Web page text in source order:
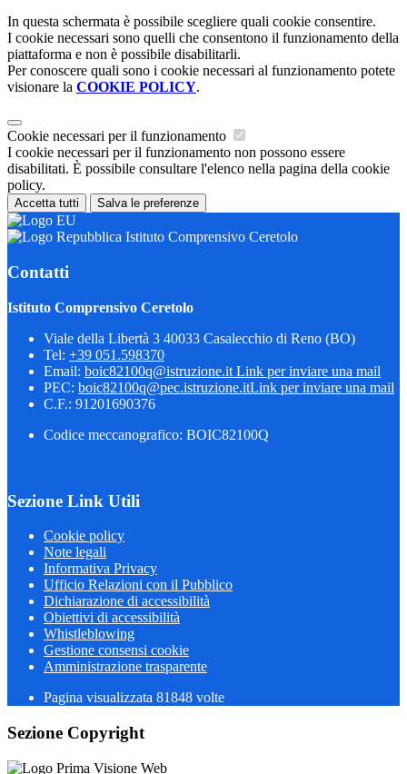
In questa schermata è possibile scegliere quali cookie consentire.
I cookie necessari sono quelli che consentono il funzionamento della
piattaforma e non è possibile disabilitarli.
Per conoscere quali sono i cookie necessari al funzionamento potete
visionare la COOKIE POLICY.
Cookie necessari per il funzionamento
I cookie necessari per il funzionamento non possono essere
disabilitati. È possibile consultare l'elenco nella pagina della cookie
policy.
Accetta tutti Salva le preferenze
Istituto Comprensivo Ceretolo
Contatti
Istituto Comprensivo Ceretolo
Viale della Libertà 3 40033 Casalecchio di Reno (BO)
Tel: +39 051.598370
Email: boic82100q@istruzione.it Link per inviare una mail
PEC: boic82100q@pec.istruzione.itLink per inviare una mail
C.F.: 91201690376
Codice meccanografico: BOIC82100Q
Sezione Link Utili
Cookie policy
Note legali
Informativa Privacy
Ufficio Relazioni con il Pubblico
Dichiarazione di accessibilità
Obiettivi di accessibilità
Whistleblowing
Gestione consensi cookie
Amministrazione trasparente
Pagina visualizzata 81848 volte
Sezione Copyright